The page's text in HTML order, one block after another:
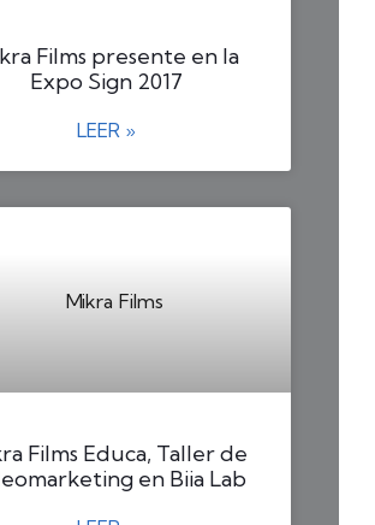
Films presente en la
Expo Sign 2017
LEER »
Films Educa, Taller de
en Biia Lab